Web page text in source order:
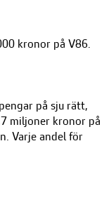
kronor på V86.
på sju rätt,
miljoner kronor på
Varje andel för